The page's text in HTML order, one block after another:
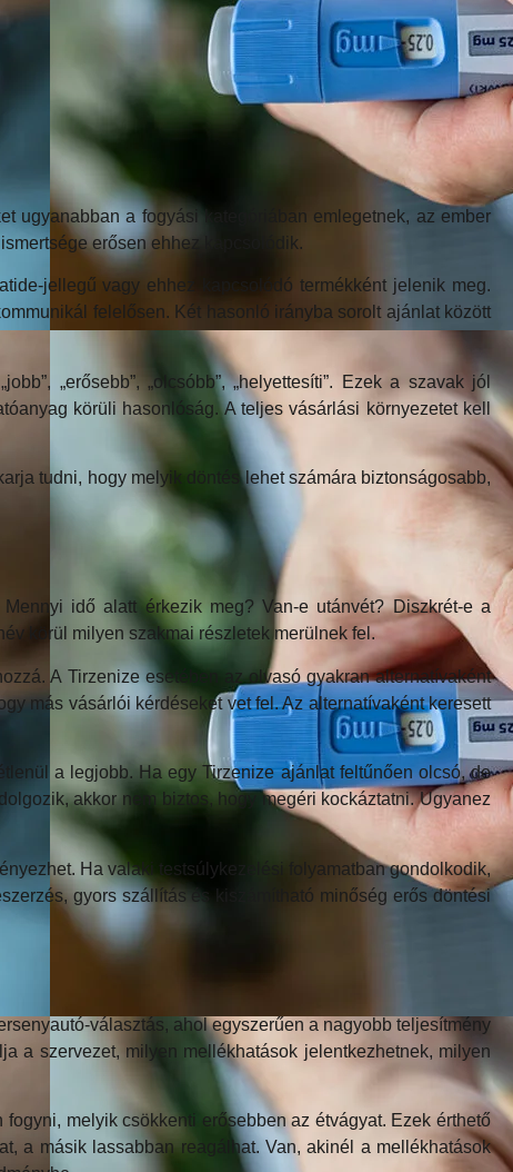
ugyanabban a fogyási kategóriában emlegetnek, az ember
erősen ehhez kapcsolódik.
jellegű vagy ehhez kapcsolódó termékként jelenik meg.
felelősen. Két hasonló irányba sorolt ajánlat között
„erősebb”, „olcsóbb”, „helyettesíti”. Ezek a szavak jól
körüli hasonlóság. A teljes vásárlási környezetet kell
tudni, hogy melyik döntés lehet számára biztonságosabb,
idő alatt érkezik meg? Van-e utánvét? Diszkrét-e a
körül milyen szakmai részletek merülnek fel.
A Tirzenize esetében az olvasó gyakran alternatívaként
más vásárlói kérdéseket vet fel. Az alternatívaként keresett
a legjobb. Ha egy Tirzenize ajánlat feltűnően olcsó, de
akkor nem biztos, hogy megéri kockáztatni. Ugyanez
Ha valaki testsúlykezelési folyamatban gondolkodik,
gyors szállítás és kiszámítható minőség erős döntési
választás, ahol egyszerűen a nagyobb teljesítmény
a szervezet, milyen mellékhatások jelentkezhetnek, milyen
melyik csökkenti erősebben az étvágyat. Ezek érthető
a másik lassabban reagálhat. Van, akinél a mellékhatások